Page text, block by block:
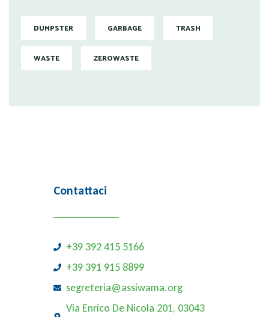
DUMPSTER GARBAGE TRASH
WASTE ZEROWASTE
Contattaci
+39 392 415 5166
+39 391 915 8899
segreteria@assiwama.org
Via Enrico De Nicola 201, 03043